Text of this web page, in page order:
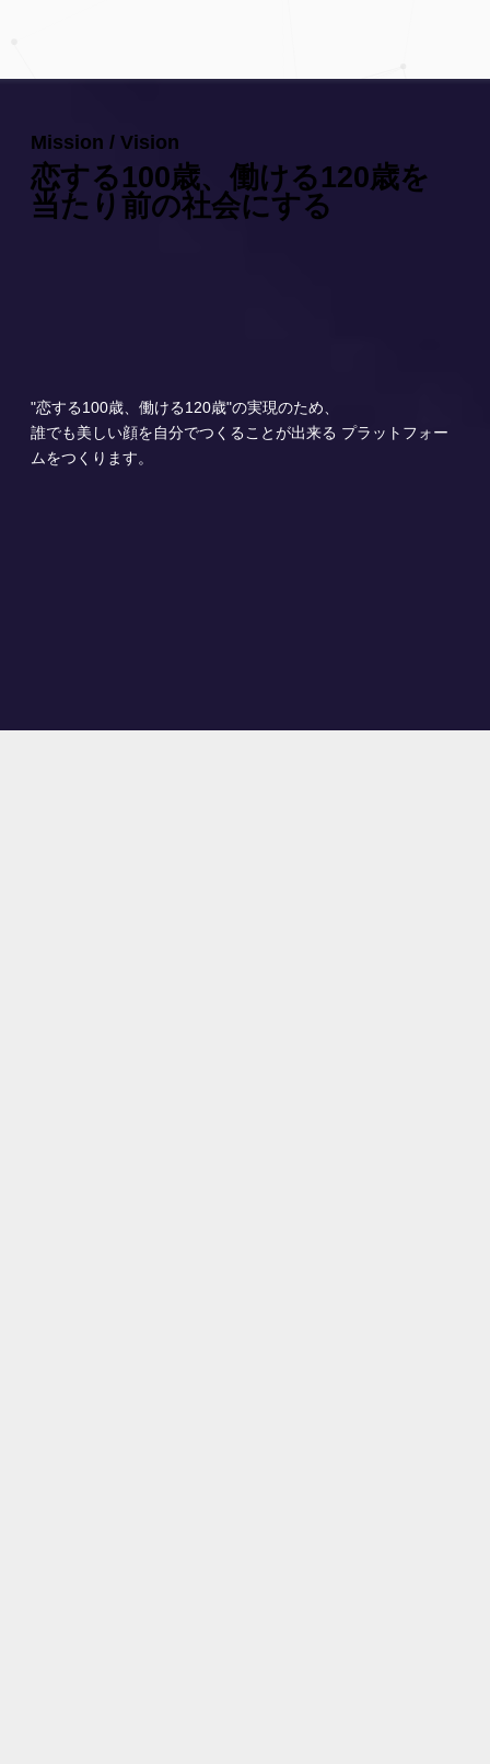
Mission / Vision
恋する100歳、働ける120歳を
当たり前の社会にする
"恋する100歳、働ける120歳"の実現のため、
誰でも美しい顔を自分でつくることが出来る プラットフォー
ムをつくります。